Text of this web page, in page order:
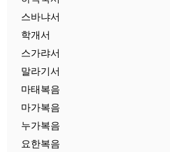
스바냐서
학개서
스가랴서
말라기서
마태복음
마가복음
누가복음
요한복음